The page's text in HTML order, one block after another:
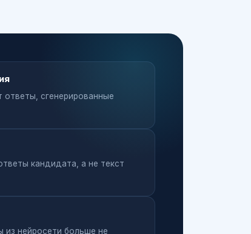
ответы, сгенерированные
кандидата, а не текст
из нейросети больше не